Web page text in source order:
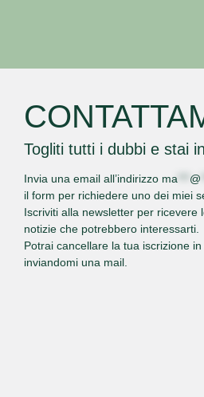
Togliti tutti i dubbi e stai
Invia una email all’indirizzo ma @
il form per richiedere uno dei miei
Iscriviti alla newsletter per ricevere
notizie che potrebbero interessarti.
Potrai cancellare la tua iscrizione
inviandomi una mail.